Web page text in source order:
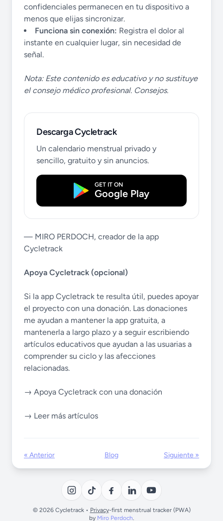
confidenciales permanecen en tu dispositivo a
menos que elijas sincronizar.
Funciona sin conexión: Registra el dolor al
instante en cualquier lugar, sin necesidad de
señal.
Nota: Este contenido es educativo y no sustituye
el consejo médico profesional. Consejos.
Descarga Cycletrack
Un calendario menstrual privado y
sencillo, gratuito y sin anuncios.
GET IT ON
Google Play
— MIRO PERDOCH, creador de la app
Cycletrack
Apoya Cycletrack (opcional)
Si la app Cycletrack te resulta útil, puedes apoyar
el proyecto con una donación. Las donaciones
me ayudan a mantener la app gratuita, a
mantenerla a largo plazo y a seguir escribiendo
artículos educativos que ayudan a las usuarias a
comprender su ciclo y las afecciones
relacionadas.
→ Apoya Cycletrack con una donación
→ Leer más artículos
« Anterior Blog Siguiente »
© 2026 Cycletrack • Privacy-first menstrual tracker (PWA)
by Miro Perdoch.